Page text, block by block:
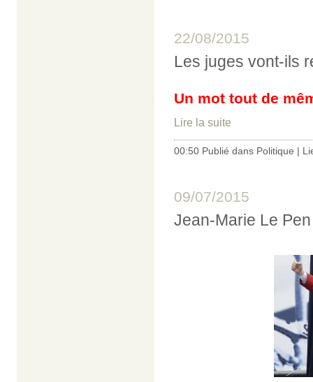
22/08/2015
Les juges vont-ils
Un mot tout de
Lire la suite
00:50 Publié dans Politique |
09/07/2015
Jean-Marie Le